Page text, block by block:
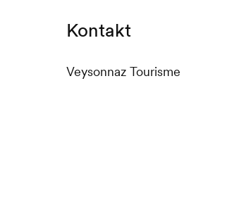
Kontakt
Veysonnaz Tourisme